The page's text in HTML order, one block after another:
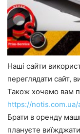
Наші сайти
переглядати сайт,
Також хочемо вам
https://
Брати в оренду
плануєте